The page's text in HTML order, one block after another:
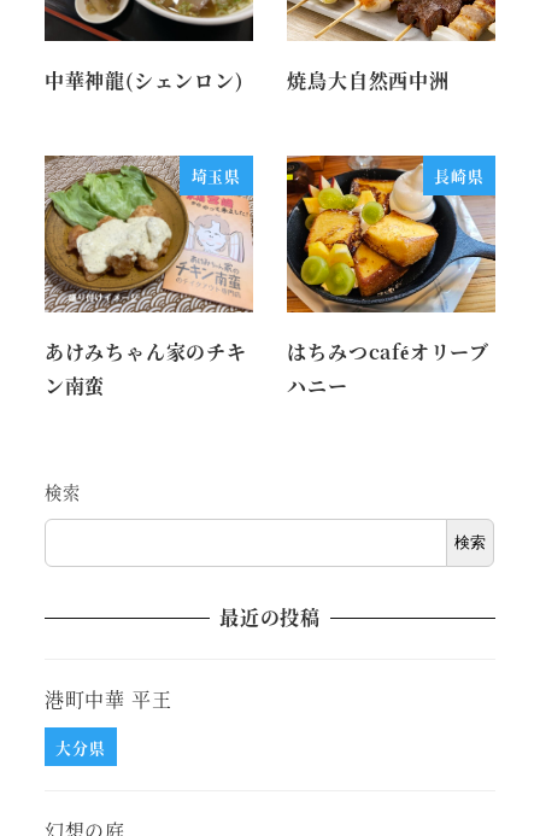
中華神龍(シェンロン) 焼鳥大自然西中洲
埼玉県
あけみちゃん家のチキ
ン南蛮
長崎県
はちみつcaféオリーブ
ハニー
検索
検索
最近の投稿
港町中華 平王
大分県